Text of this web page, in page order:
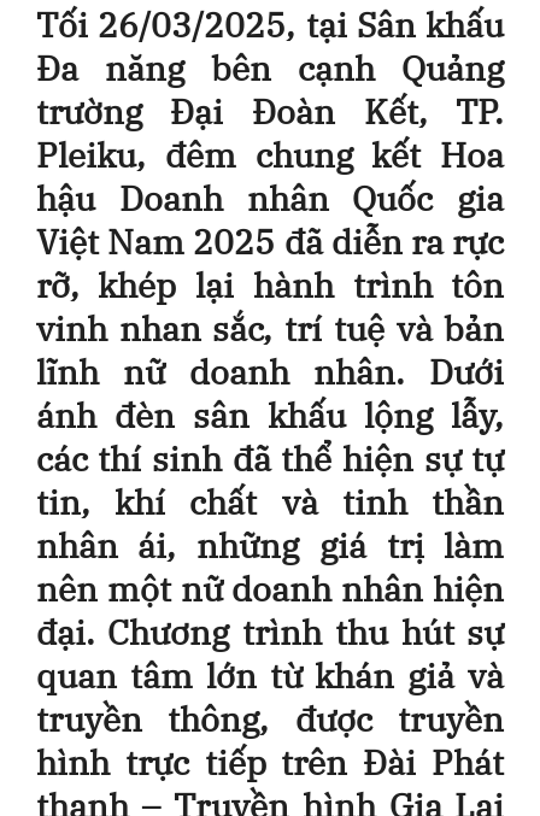
Tối 26/03/2025, tại Sân khấu
Đa năng bên cạnh Quảng
trường Đại Đoàn Kết, TP.
Pleiku, đêm chung kết Hoa
hậu Doanh nhân Quốc gia
Việt Nam 2025 đã diễn ra rực
rỡ, khép lại hành trình tôn
vinh nhan sắc, trí tuệ và bản
lĩnh nữ doanh nhân. Dưới
ánh đèn sân khấu lộng lẫy,
các thí sinh đã thể hiện sự tự
tin, khí chất và tinh thần
nhân ái, những giá trị làm
nên một nữ doanh nhân hiện
đại. Chương trình thu hút sự
quan tâm lớn từ khán giả và
truyền thông, được truyền
hình trực tiếp trên Đài Phát
thanh – Truyền hình Gia Lai